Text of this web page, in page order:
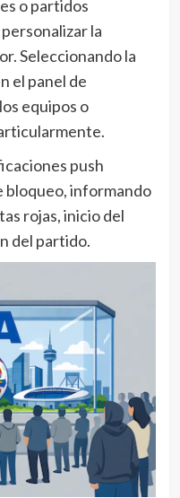
o partidos
la
Seleccionando la
el panel de
equipos o
push
bloqueo, informando
rojas, inicio del
del partido.